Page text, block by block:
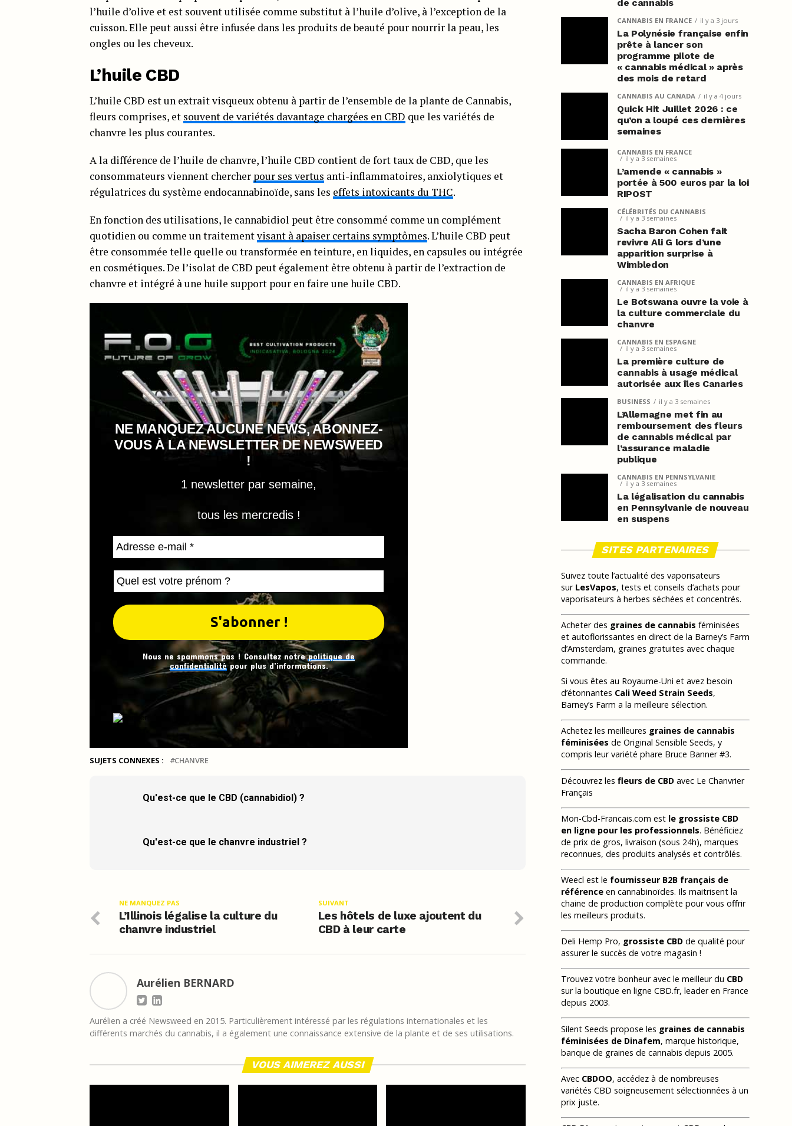
l’huile d’olive et est souvent utilisée comme substitut à l’huile d’olive, à l’exception de la
cuisson. Elle peut aussi être infusée dans les produits de beauté pour nourrir la peau, les
ongles ou les cheveux.
L’huile CBD
L’huile CBD est un extrait visqueux obtenu à partir de l’ensemble de la plante de Cannabis,
fleurs comprises, et souvent de variétés davantage chargées en CBD que les variétés de
chanvre les plus courantes.
A la différence de l’huile de chanvre, l’huile CBD contient de fort taux de CBD, que les
consommateurs viennent chercher pour ses vertus anti-inflammatoires, anxiolytiques et
régulatrices du système endocannabinoïde, sans les effets intoxicants du THC.
En fonction des utilisations, le cannabidiol peut être consommé comme un complément
quotidien ou comme un traitementvisant à apaiser certains symptômes. L’huile CBD peut
être consommée telle quelle ou transformée en teinture, en liquides, en capsules ou intégrée
en cosmétiques. De l’isolat de CBD peut également être obtenu à partir de l’extraction de
chanvre et intégré à une huile support pour en faire une huile CBD.
NE MANQUEZ AUCUNE NEWS, ABONNEZ-
VOUS À LA NEWSLETTER DE NEWSWEED
!
1 newsletter par semaine,
tous les mercredis !
Nous ne spammons pas ! Consultez notrepolitique de
confidentialitépour plus d’informations.
SUJETS CONNEXES : CHANVRE
Qu'est-ce que le CBD (cannabidiol) ?
Qu'est-ce que le chanvre industriel ?
SUIVANT
Les hôtels de luxe ajoutent du
CBD à leur carte
NE MANQUEZ PAS
L’Illinois légalise la culture du
chanvre industriel
Aurélien BERNARD
Aurélien a créé Newsweed en 2015. Particulièrement intéressé par les régulations internationales et les
différents marchés du cannabis, il a également une connaissance extensive de la plante et de ses utilisations.
VOUS AIMEREZ AUSSI
de cannabis
CANNABIS EN FRANCE il y a 3 jours
La Polynésie française enfin
prête à lancer son
programme pilote de
« cannabis médical » après
des mois de retard
CANNABIS AU CANADA il y a 4 jours
Quick Hit Juillet 2026 : ce
qu’on a loupé ces dernières
semaines
CANNABIS EN FRANCE
il y a 3 semaines
L’amende « cannabis »
portée à 500 euros par la loi
RIPOST
CÉLÉBRITÉS DU CANNABIS
il y a 3 semaines
Sacha Baron Cohen fait
revivre Ali G lors d’une
apparition surprise à
Wimbledon
CANNABIS EN AFRIQUE
il y a 3 semaines
Le Botswana ouvre la voie à
la culture commerciale du
chanvre
CANNABIS EN ESPAGNE
il y a 3 semaines
La première culture de
cannabis à usage médical
autorisée aux îles Canaries
BUSINESS il y a 3 semaines
L’Allemagne met fin au
remboursement des fleurs
de cannabis médical par
l’assurance maladie
publique
CANNABIS EN PENNSYLVANIE
il y a 3 semaines
La légalisation du cannabis
en Pennsylvanie de nouveau
en suspens
SITES PARTENAIRES
Suivez toute l’actualité des vaporisateurs
sur LesVapos, tests et conseils d’achats pour
vaporisateurs à herbes séchées et concentrés.
Acheter des graines de cannabis féminisées
et autoflorissantes en direct de la Barney’s Farm
d’Amsterdam, graines gratuites avec chaque
commande.
Si vous êtes au Royaume-Uni et avez besoin
d’étonnantes Cali Weed Strain Seeds,
Barney’s Farm a la meilleure sélection.
Achetez les meilleures graines de cannabis
féminisées de Original Sensible Seeds, y
compris leur variété phare Bruce Banner #3.
Découvrez les fleurs de CBD avec Le Chanvrier
Français
Mon-Cbd-Francais.com est le grossiste CBD
en ligne pour les professionnels. Bénéficiez
de prix de gros, livraison (sous 24h), marques
reconnues, des produits analysés et contrôlés.
Weecl est le fournisseur B2B français de
référence en cannabinoïdes. Ils maitrisent la
chaine de production complète pour vous offrir
les meilleurs produits.
Deli Hemp Pro, grossiste CBD de qualité pour
assurer le succès de votre magasin !
Trouvez votre bonheur avec le meilleur du CBD
sur la boutique en ligne CBD.fr, leader en France
depuis 2003.
Silent Seeds propose les graines de cannabis
féminisées de Dinafem, marque historique,
banque de graines de cannabis depuis 2005.
Avec CBDOO, accédez à de nombreuses
variétés CBD soigneusement sélectionnées à un
prix juste.